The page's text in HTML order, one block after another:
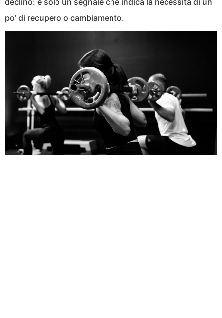
po’ di recupero o cambiamento.